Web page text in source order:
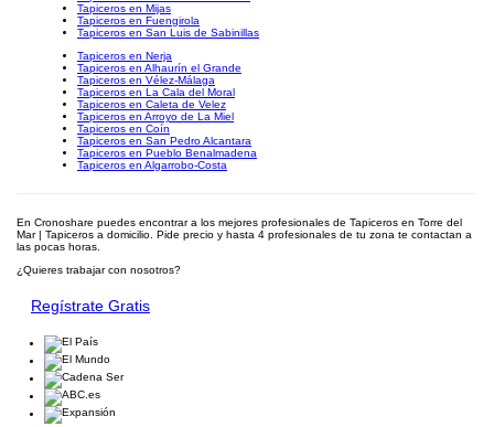
Tapiceros en Mijas
Tapiceros en Fuengirola
Tapiceros en San Luis de Sabinillas
Tapiceros en Nerja
Tapiceros en Alhaurín el Grande
Tapiceros en Vélez-Málaga
Tapiceros en La Cala del Moral
Tapiceros en Caleta de Velez
Tapiceros en Arroyo de La Miel
Tapiceros en Coín
Tapiceros en San Pedro Alcantara
Tapiceros en Pueblo Benalmadena
Tapiceros en Algarrobo-Costa
En Cronoshare puedes encontrar a los mejores profesionales de Tapiceros en Torre del
Mar | Tapiceros a domicilio. Pide precio y hasta 4 profesionales de tu zona te contactan a
las pocas horas.
¿Quieres trabajar con nosotros?
Regístrate Gratis